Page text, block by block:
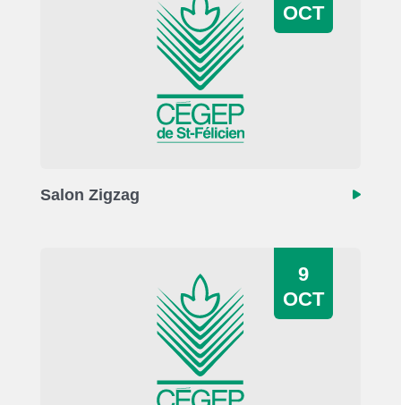
OCT
Salon Zigzag
9
OCT